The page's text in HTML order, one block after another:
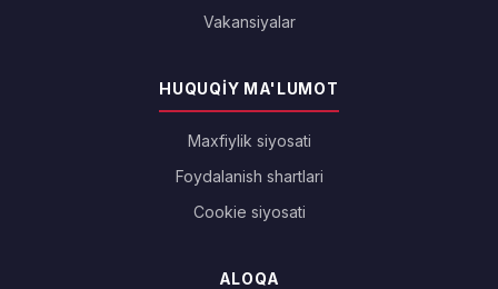
Vakansiyalar
HUQUQIY MA'LUMOT
Maxfiylik siyosati
Foydalanish shartlari
Cookie siyosati
ALOQA